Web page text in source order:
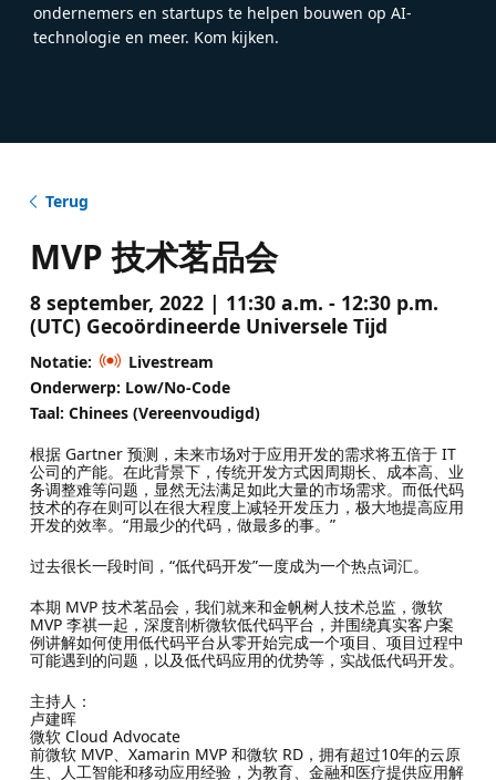
ondernemers en startups te helpen bouwen op AI-
technologie en meer. Kom kijken.
Terug
MVP 技术茗品会
8 september, 2022 | 11:30 a.m. - 12:30 p.m.
(UTC) Gecoördineerde Universele Tijd
Notatie:
Livestream
Onderwerp: Low/No-Code
Taal: Chinees (Vereenvoudigd)
根据 Gartner 预测，未来市场对于应用开发的需求将五倍于 IT
公司的产能。在此背景下，传统开发方式因周期长、成本高、业
务调整难等问题，显然无法满足如此大量的市场需求。而低代码
技术的存在则可以在很大程度上减轻开发压力，极大地提高应用
开发的效率。“用最少的代码，做最多的事。”
过去很长一段时间，“低代码开发”一度成为一个热点词汇。
本期 MVP 技术茗品会，我们就来和金帆树人技术总监，微软
MVP 李祺一起，深度剖析微软低代码平台，并围绕真实客户案
例讲解如何使用低代码平台从零开始完成一个项目、项目过程中
可能遇到的问题，以及低代码应用的优势等，实战低代码开发。
主持人：
卢建晖
微软 Cloud Advocate
前微软 MVP、Xamarin MVP 和微软 RD，拥有超过10年的云原
生、人工智能和移动应用经验，为教育、金融和医疗提供应用解